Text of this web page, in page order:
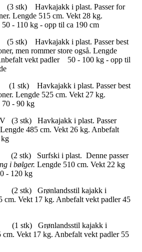
stk) Havkajakk i plast. Passer for
Lengde 515 cm. Vekt 28 kg.
50 - 110 kg - opp til ca 190 cm
(5 stk) Havkajakk i plast. Passer best
men rommer store også. Lengde
vekt padler
50 - 100 kg - opp til
(1 stk) Havkajakk i plast. Passer best
Lengde 525 cm. Vekt 27 kg.
70 - 90 kg
(3 stk) Havkajakk i plast. Passer
485 cm. Vekt 26 kg. Anbefalt
i plast. Denne passer
i bølger. Lengde 510 cm. Vekt 22 kg
- 120 kg
Grønlandsstil kajakk i
cm. Vekt 17 kg. Anbefalt vekt padler 45
stk) Grønlandsstil kajakk i
cm. Vekt 17 kg. Anbefalt vekt padler 55